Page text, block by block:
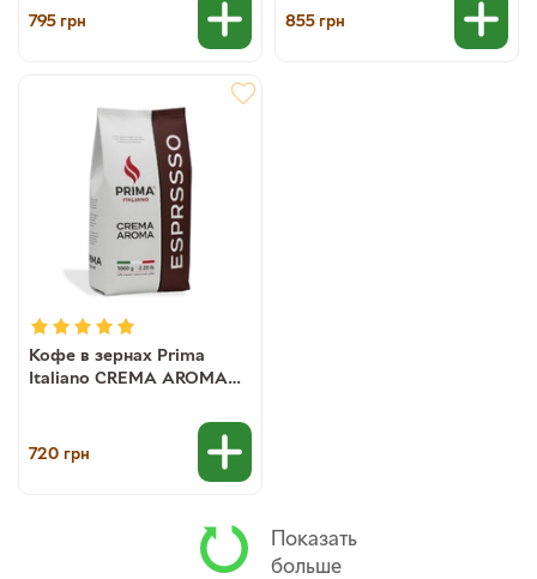
795грн
855грн
Кофе в зернах Prima
Italiano CREMA AROMA
720 грн
Показать
больше